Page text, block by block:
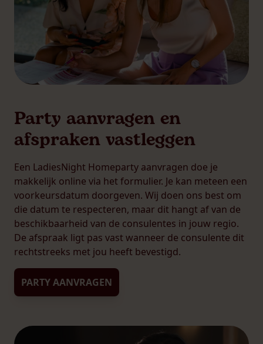
Party aanvragen en
afspraken vastleggen
Een LadiesNight Homeparty aanvragen doe je
makkelijk online via het formulier. Je kan meteen een
voorkeursdatum doorgeven. Wij doen ons best om
die datum te respecteren, maar dit hangt af van de
beschikbaarheid van de consulentes in jouw regio.
De afspraak ligt pas vast wanneer de consulente dit
rechtstreeks met jou heeft bevestigd.
PARTY AANVRAGEN